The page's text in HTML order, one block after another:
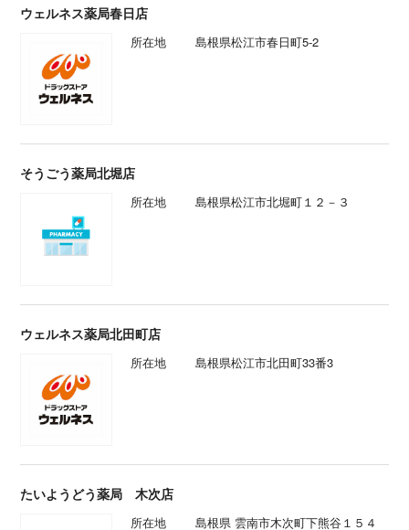
ウェルネス薬局春日店
所在地 島根県松江市春日町5-2
そうごう薬局北堀店
所在地 島根県松江市北堀町１２－３
ウェルネス薬局北田町店
所在地 島根県松江市北田町33番3
たいようどう薬局 木次店
所在地 島根県 雲南市木次町下熊谷１５４